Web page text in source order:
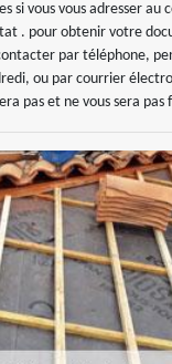
si vous vous adresser
. pour obtenir votre
par téléphone,
ou par courrier
pas et ne vous sera pas